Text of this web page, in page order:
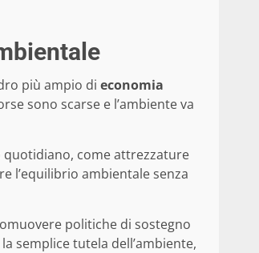
più ampio di economia
sono scarse e l’ambiente va
come attrezzature
l’equilibrio ambientale senza
politiche di sostegno
semplice tutela dell’ambiente,